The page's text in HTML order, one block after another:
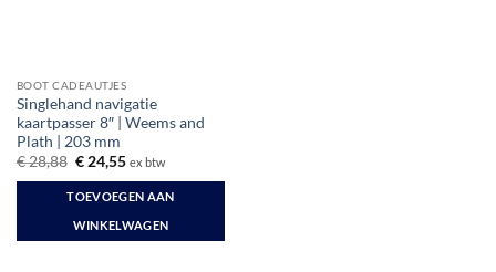
BOOT CADEAUTJES
Singlehand navigatie
kaartpasser 8″ | Weems and
Plath | 203 mm
€28,88 Oorspronkelijke
was:
€ 28,88.
€24,55Huidige
is:
€ 24,55.
ex btw
TOEVOEGEN AAN
WINKELWAGEN